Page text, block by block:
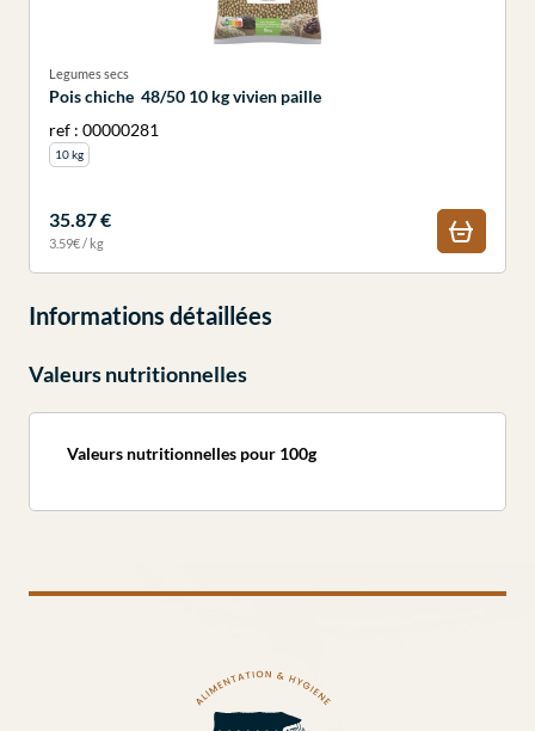
Legumes secs
Pois chiche 48/50 10 kg vivien paille
ref : 00000281
10 kg
35.87 €
3.59€ / kg
Informations détaillées
Valeurs nutritionnelles
Valeurs nutritionnelles pour 100g